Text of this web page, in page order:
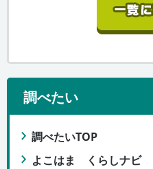
調べたい
調べたいTOP
よこはま くらしナビ